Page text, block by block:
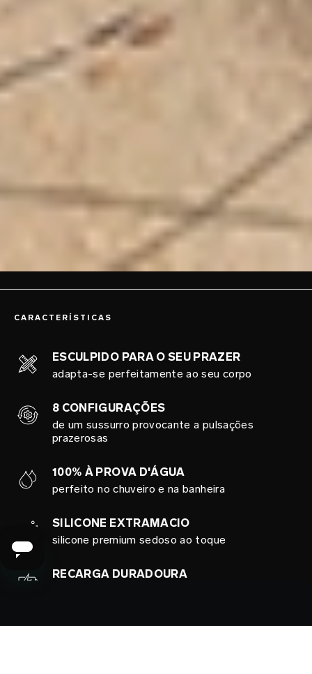
CARACTERÍSTICAS
ESCULPIDO PARA O SEU PRAZER
adapta-se perfeitamente ao seu corpo
8 CONFIGURAÇÕES
de um sussurro provocante a pulsações
prazerosas
100% À PROVA D'ÁGUA
perfeito no chuveiro e na banheira
SILICONE EXTRAMACIO
silicone premium sedoso ao toque
RECARGA DURADOURA
GARANTIA DE SEGURANÇA ISO 3533